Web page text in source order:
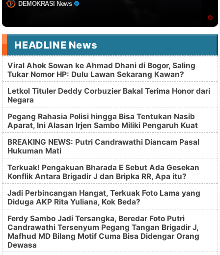
DEMOKRASI News
HEADLINE News
Viral Ahok Sowan ke Ahmad Dhani di Bogor, Saling
Tukar Nomor HP: Dulu Lawan Sekarang Kawan?
Letkol Tituler Deddy Corbuzier Bakal Terima Honor dari
Negara
Pegang Rahasia Polisi hingga Bisa Tentukan Nasib
Aparat, Ini Alasan Irjen Sambo Miliki Pengaruh Kuat
BREAKING NEWS: Putri Candrawathi Diancam Pasal
Hukuman Mati
Terkuak! Pengakuan Bharada E Sebut Ada Gesekan
Konflik Antara Brigadir J dan Bripka RR, Apa itu?
Jadi Perbincangan Hangat, Terkuak Foto Lama yang
Diduga AKP Rita Yuliana, Kok Beda?
Ferdy Sambo Jadi Tersangka, Beredar Foto Putri
Candrawathi Tersenyum Pegang Tangan Brigadir J,
Mafhud MD Bilang Motif Cuma Bisa Didengar Orang
Dewasa